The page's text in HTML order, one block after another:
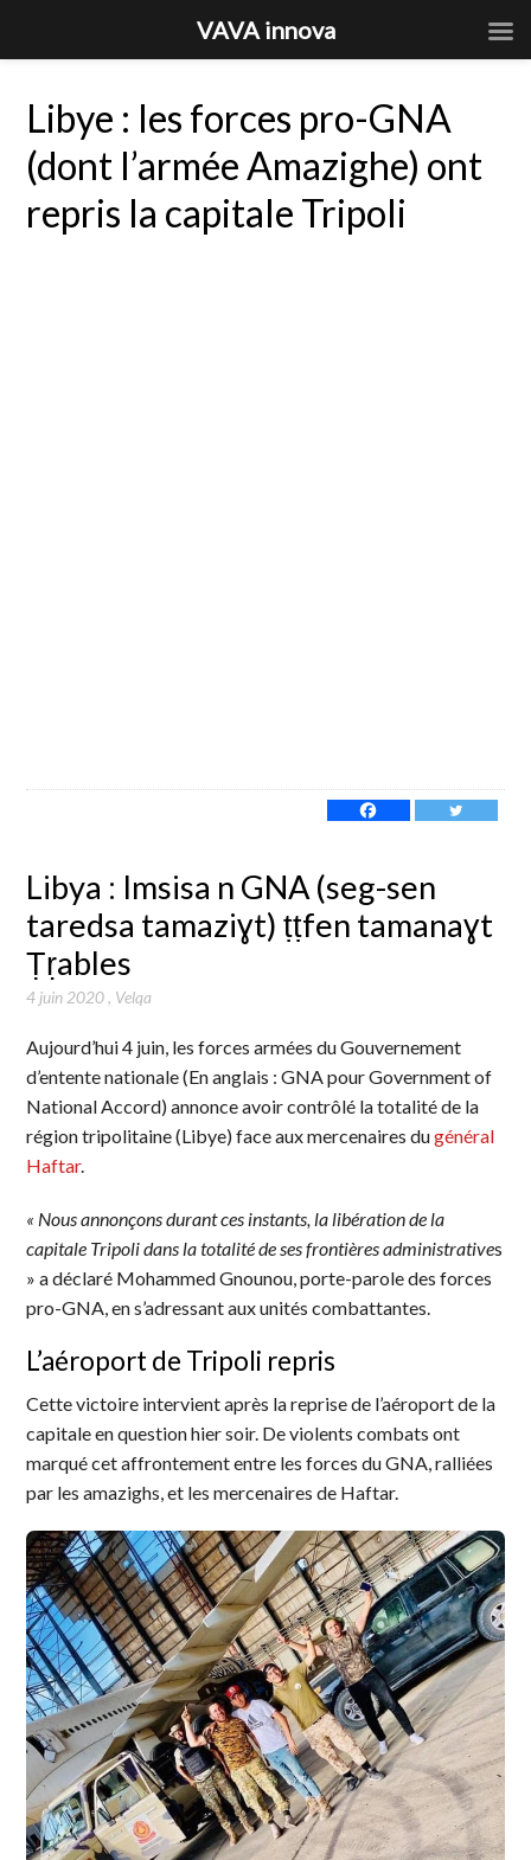
Libye : les forces pro-GNA
(dont l’armée Amazighe) ont
repris la capitale Tripoli
Libya : Imsisa n GNA (seg-sen
taredsa tamaziɣt) ṭṭfen tamanaɣt
Ṭṛables
4 juin 2020, Velqa
Aujourd’hui 4 juin, les forces armées du Gouvernement
d’entente nationale (En anglais : GNA pour Government of
National Accord) annonce avoir contrôlé la totalité de la
région tripolitaine (Libye) face aux mercenaires dugénéral
Haftar.
« Nous annonçons durant ces instants, la libération de la
capitale Tripoli dans la totalité de ses frontières administratives
» a déclaré Mohammed Gnounou, porte-parole des forces
pro-GNA, en s’adressant aux unités combattantes.
L’aéroport de Tripoli repris
Cette victoire intervient après la reprise de l’aéroport de la
capitale en question hier soir. De violents combats ont
marqué cet affrontement entre les forces du GNA, ralliées
par les amazighs, et les mercenaires de Haftar.
VAVA innova